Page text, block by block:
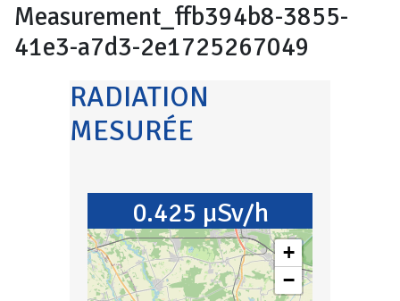
Measurement_ffb394b8-3855-
41e3-a7d3-2e1725267049
RADIATION
MESURÉE
0.425 µSv/h
+
−